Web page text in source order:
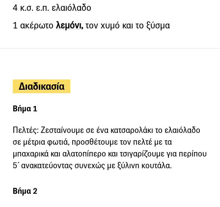
4 κ.σ. ε.π. ελαιόλαδο
1 ακέρωτο λεμόνι,τον χυμό και το ξύσμα
Διαδικασία
Βήμα 1
Πελτές: Ζεσταίνουμε σε ένα κατσαρολάκι το ελαιόλαδο
σε μέτρια φωτιά, προσθέτουμε τον πελτέ με τα
μπαχαρικά και αλατοπίπερο και τσιγαρίζουμε για περίπου
5΄ ανακατεύοντας συνεχώς με ξύλινη κουτάλα.
Βήμα 2